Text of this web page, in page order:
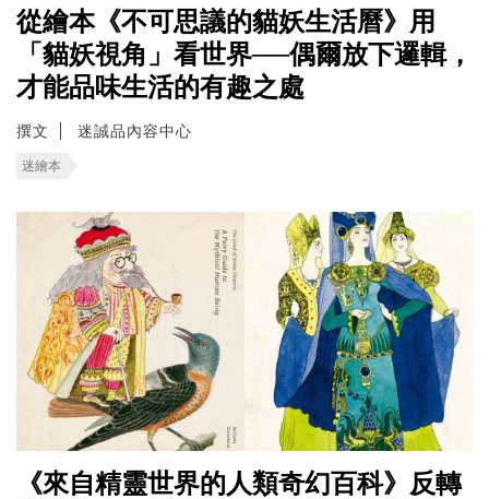
從繪本《不可思議的貓妖生活曆》用
「貓妖視角」看世界──偶爾放下邏輯，
才能品味生活的有趣之處
撰文 迷誠品內容中心
迷繪本
《來自精靈世界的人類奇幻百科》反轉